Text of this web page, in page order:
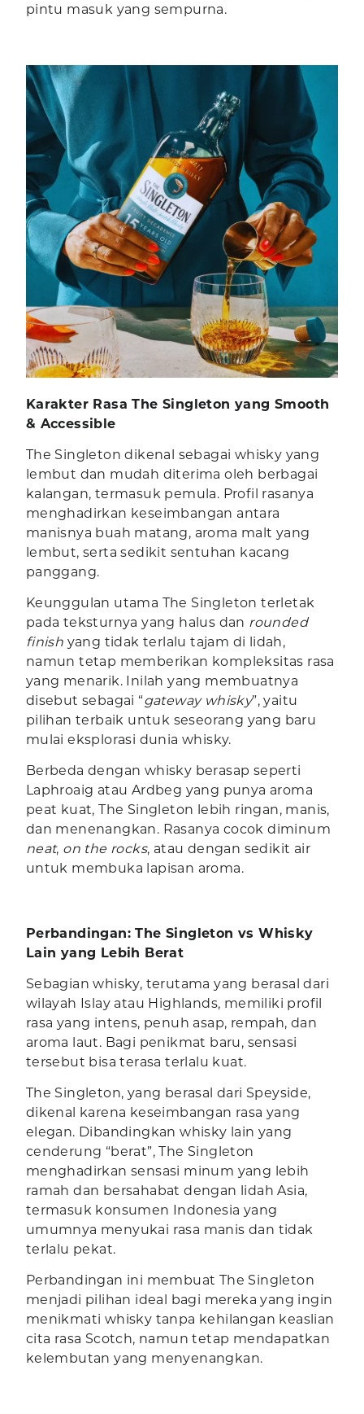
pintu masuk yang sempurna.
Karakter Rasa The Singleton yang Smooth
& Accessible
The Singleton dikenal sebagai whisky yang
lembut dan mudah diterima oleh berbagai
kalangan, termasuk pemula. Profil rasanya
menghadirkan keseimbangan antara
manisnya buah matang, aroma malt yang
lembut, serta sedikit sentuhan kacang
panggang.
Keunggulan utama The Singleton terletak
pada teksturnya yang halus dan rounded
finish yang tidak terlalu tajam di lidah,
namun tetap memberikan kompleksitas rasa
yang menarik. Inilah yang membuatnya
disebut sebagai “gateway whisky”, yaitu
pilihan terbaik untuk seseorang yang baru
mulai eksplorasi dunia whisky.
Berbeda dengan whisky berasap seperti
Laphroaig atau Ardbeg yang punya aroma
peat kuat, The Singleton lebih ringan, manis,
dan menenangkan. Rasanya cocok diminum
neat, on the rocks, atau dengan sedikit air
untuk membuka lapisan aroma.
Perbandingan: The Singleton vs Whisky
Lain yang Lebih Berat
Sebagian whisky, terutama yang berasal dari
wilayah Islay atau Highlands, memiliki profil
rasa yang intens, penuh asap, rempah, dan
aroma laut. Bagi penikmat baru, sensasi
tersebut bisa terasa terlalu kuat.
The Singleton, yang berasal dari Speyside,
dikenal karena keseimbangan rasa yang
elegan. Dibandingkan whisky lain yang
cenderung “berat”, The Singleton
menghadirkan sensasi minum yang lebih
ramah dan bersahabat dengan lidah Asia,
termasuk konsumen Indonesia yang
umumnya menyukai rasa manis dan tidak
terlalu pekat.
Perbandingan ini membuat The Singleton
menjadi pilihan ideal bagi mereka yang ingin
menikmati whisky tanpa kehilangan keaslian
cita rasa Scotch, namun tetap mendapatkan
kelembutan yang menyenangkan.